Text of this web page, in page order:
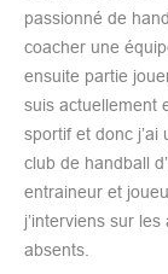
passionné de
coacher une
ensuite partie
suis actuellement
sportif et donc
club de handball
entraineur et
j’interviens sur
absents.